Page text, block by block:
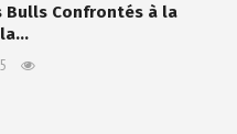
Bulls Confrontés à la
la…